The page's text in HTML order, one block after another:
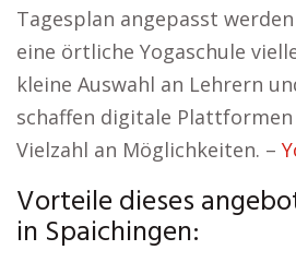
Tagesplan angepasst
eine örtliche Yogaschule
kleine Auswahl an Lehrern
schaffen digitale
Vielzahl an Möglichkeiten. –
Vorteile dieses
in Spaichingen: